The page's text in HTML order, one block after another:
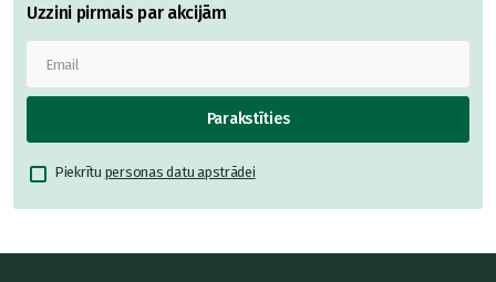
Uzzini pirmais par akcijām
Parakstīties
Piekrītu personas datu apstrādei